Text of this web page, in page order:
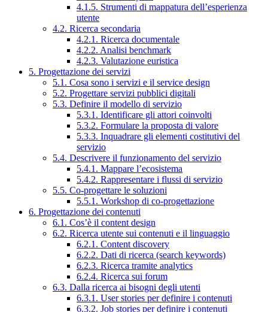
4.1.5. Strumenti di mappatura dell’esperienza
utente
4.2. Ricerca secondaria
4.2.1. Ricerca documentale
4.2.2. Analisi benchmark
4.2.3. Valutazione euristica
5. Progettazione dei servizi
5.1. Cosa sono i servizi e il service design
5.2. Progettare servizi pubblici digitali
5.3. Definire il modello di servizio
5.3.1. Identificare gli attori coinvolti
5.3.2. Formulare la proposta di valore
5.3.3. Inquadrare gli elementi costitutivi del
servizio
5.4. Descrivere il funzionamento del servizio
5.4.1. Mappare l’ecosistema
5.4.2. Rappresentare i flussi di servizio
5.5. Co-progettare le soluzioni
5.5.1. Workshop di co-progettazione
6. Progettazione dei contenuti
6.1. Cos’è il content design
6.2. Ricerca utente sui contenuti e il linguaggio
6.2.1. Content discovery
6.2.2. Dati di ricerca (search keywords)
6.2.3. Ricerca tramite analytics
6.2.4. Ricerca sui forum
6.3. Dalla ricerca ai bisogni degli utenti
6.3.1. User stories per definire i contenuti
6.3.2. Job stories per definire i contenuti